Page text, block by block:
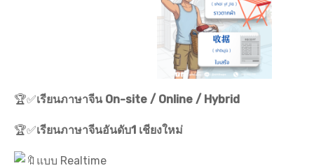
🏆✅เรียนภาษาจีน On-site / Online / Hybrid
🏆✅เรียนภาษาจีนอันดับ1 เชียงใหม่
แบบ Realtime